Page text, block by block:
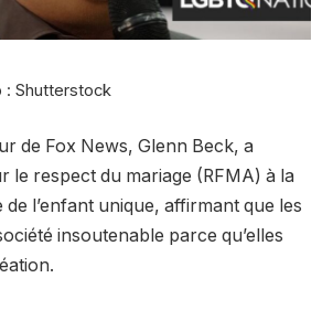
: Shutterstock
de Fox News, Glenn Beck, a
le respect du mariage (RFMA) à la
de l’enfant unique, affirmant que les
insoutenable parce qu’elles